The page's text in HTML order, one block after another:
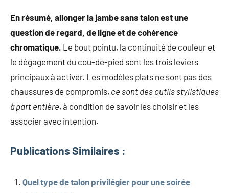
En résumé, allonger la jambe sans talon est une
question de regard, de ligne et de cohérence
chromatique. Le bout pointu, la continuité de couleur et
le dégagement du cou-de-pied sont les trois leviers
principaux à activer. Les modèles plats ne sont pas des
chaussures de compromis, ce sont des outils stylistiques
à part entière, à condition de savoir les choisir et les
associer avec intention.
Publications Similaires :
Quel type de talon privilégier pour une soirée